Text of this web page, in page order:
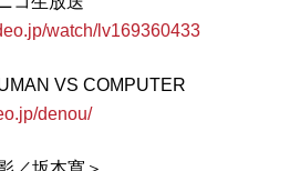
watch/lv169360433
denou/